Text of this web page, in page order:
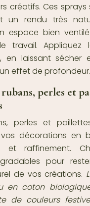
créatifs. Ces
un rendu très
espace bien
travail. Appliquez
en laissant sécher
effet de profondeur.
perles et
perles et
décorations en
raffinement.
pour
de vos créations.
en coton
de couleurs